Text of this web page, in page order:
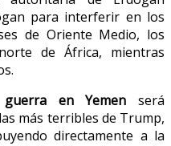
para interferir en los
de Oriente Medio, los
de África, mientras
en Yemen será
más terribles de Trump,
directamente a la